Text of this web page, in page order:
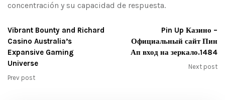
concentración y su capacidad de respuesta.
Vibrant Bounty and Richard
Casino Australia’s
Expansive Gaming
Universe
Prev post
Pin Up Казино –
Официальный сайт Пин
Ап вход на зеркало.1484
Next post